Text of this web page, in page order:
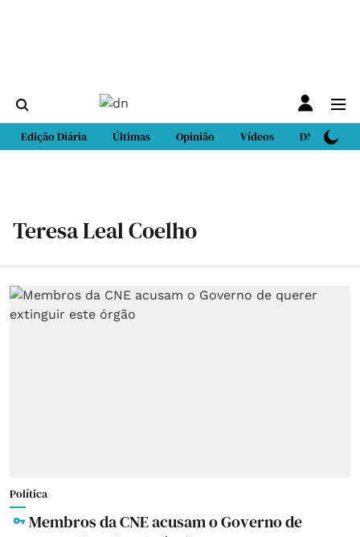
Edição Diária Últimas Opinião Vídeos DN Sport
Teresa Leal Coelho
Política
Membros da CNE acusam o Governo de